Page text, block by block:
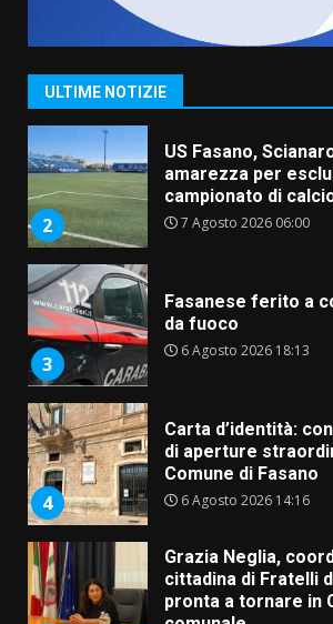
ULTIME NOTIZIE
1
Rivoluzione”: nuovo
appuntamento con
2
US Fasano,
amarezza per
campionato di
7 Agosto 2026 06:00
3
Fasanese ferito a
da fuoco
6 Agosto 2026 18:13
4
Carta d’identità:
di aperture
Comune di Fasano
6 Agosto 2026 14:16
Grazia Neglia,
cittadina di Fratelli
pronta a tornare in